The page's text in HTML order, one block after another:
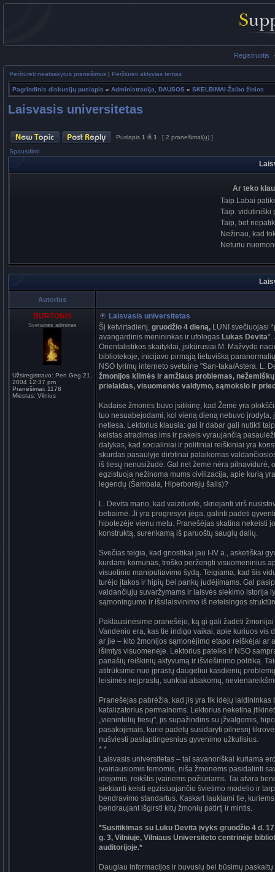
Registruotis
Peržiūrėti neatsakytus pranešimus | Peržiūrėti aktyvias temas
Pagrindinis diskusijų puslapis » Administracija, DAUSOS » SKELBIMAI-Žaibo žinios
Laisvasis universitetas
Puslapis 1 iš 1 [ 2 pranešimai(ų) ]
Spausdinti
Ar teko
Taip.Labai
Taip. vidutiniški
Taip, bet
Nežinau, kad
Neturiu
Autorius
BURTONIS
Svetainės adminas
Užsiregistravo: Pen Geg 21,
2004 12:37 pm
Pranešimai: 1178
Miestas: Vilnius
Laisvasis universitetas
Šį ketvirtadienį, gruodžio 4 dieną, LUNI svečiuojasi
avangardinis menininkas ir ufologas Lukas Devita*.
Orientalistikos skaityklai, įsikūrusiai M. Mažvydo
bibliotekoje, inicijavo pirmąją lietuvišką
NSO tyrimų interneto svetainę "San-taka/Astera. L.
žmonijos kilmės ir amžiaus problemas,
prielaidas, visuomenės valdymo, sąmokslo ir
Kadaise žmonės buvo įsitikinę, kad Žemė yra
tuo nesuabejodami, kol vieną dieną nebuvo įrodyta,
netiesa. Lektorius klausia: gal ir dabar gali nutikti
keistas atradimas ims ir pakeis vyraujančią
dalykas, kad socialiniai ir politiniai reiškiniai yra
skurdas pasaulyje dirbtinai palaikomas
iš tiesų nenusižudė. Gal net žemė nėra pilnavidurė,
egzistuoja nežinoma mums civilizacija, apie kurią
legendų (Šambala, Hiperborėjų šalis)?
L. Devita mano, kad vaizduotė, skriejanti virš
bebaimė. Ji yra progresyvi jėga, galinti padėti
hipotezėje vienu metu. Pranešėjas skatina nekeisti
konstruktą, surenkamą iš paruoštų saugių dalių.
Svečias teigia, kad gnostikai jau I-IV a., asketiškai
kurdami komunas, troško peržengti visuomeninius
visuotinio manipuliavimo šydą. Teigiama, kad šis
turėjo įtakos ir hipių bei pankų judėjimams. Gal
valdančiųjų suvaržymams ir laisvės siekimo istorija
sąmoningumo ir išsilaisvinimo iš neteisingos
Paklausinėsime pranešėjo, ką gi gali žadėti
Vandenio era, kas tie indigo vaikai, apie kuriuos vis
ar jie – kito žmonijos sąmonėjimo etapo reiškėjai ar
išimtys visuomenėje. Lektorius pateiks ir NSO
panašių reiškinių aktyvumą ir išviešinimo politiką.
atitrūksime nuo įprastų daugeliui kasdienių
leisimės neįprastų, sunkiai atsakomų,
Pranešėjas pabrėžia, kad jis yra tik idėjų laidininkas
katalizatorius permainoms. Lektorius neketina
„vienintelių tiesų", jis supažindins su įžvalgomis,
pasakojimais, kurie padėtų susidaryti pilnesnį
nušviesti paslaptingesnius gyvenimo užkulisius.
* *
Laisvasis universitetas – tai savanoriškai kuriama
įvairiausiomis temomis, niša žmonėms pasidalinti
idėjomis, reikštis įvairiems požiūriams. Tai atvira
siekianti keisti egzistuojančio švietimo modelio ir
bendravimo standartus. Kaskart laukiami tie,
bendraujant išgirsti kitų žmonių patirtį ir mintis.
*Susitikimas su Luku Devita įvyks gruodžio 4 d.
g. 3, Vilniuje, Vilniaus Universiteto centrinėje
auditorijoje.*
Daugiau informacijos ir buvusių bei būsimų